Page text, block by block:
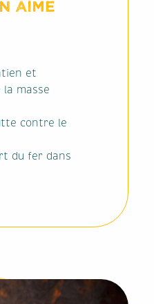
aime
et
la masse
contre le
du fer dans